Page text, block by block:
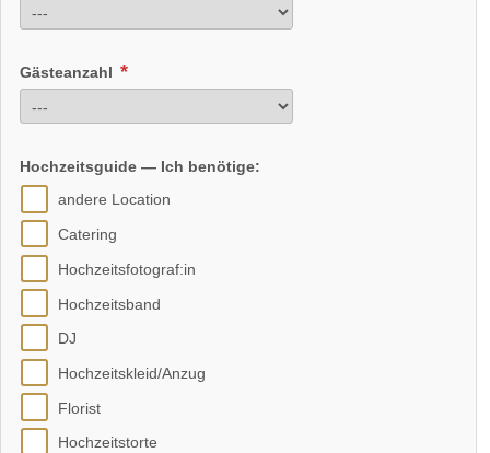
Gästeanzahl
Hochzeitsguide — Ich benötige:
andere Location
Catering
Hochzeitsfotograf:in
Hochzeitsband
DJ
Hochzeitskleid/Anzug
Florist
Hochzeitstorte